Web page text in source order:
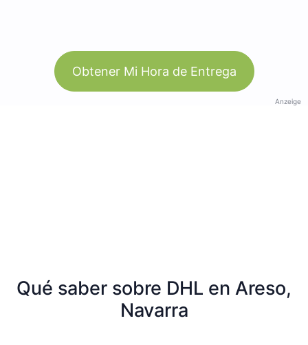
Obtener Mi Hora de Entrega
Anzeige
Qué saber sobre DHL en Areso,
Navarra